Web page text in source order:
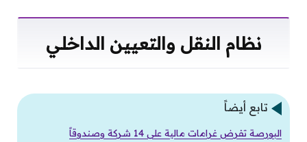
نظام النقل والتعيين الداخلي
تابع أيضاً
البورصة تفرض غرامات مالية على 14 شركة وصندوقاً